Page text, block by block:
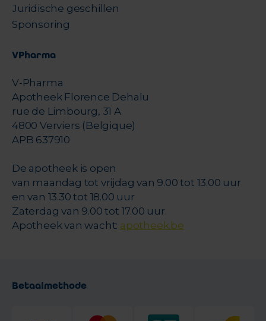
Juridische geschillen
Sponsoring
VPharma
V-Pharma
Apotheek Florence Dehalu
rue de Limbourg, 31 A
4800 Verviers (Belgique)
APB 637910
De apotheek is open
van maandag tot vrijdag van 9.00 tot 13.00 uur
en van 13.30 tot 18.00 uur
Zaterdag van 9.00 tot 17.00 uur.
Apotheek van wacht: apotheek.be
Betaalmethode